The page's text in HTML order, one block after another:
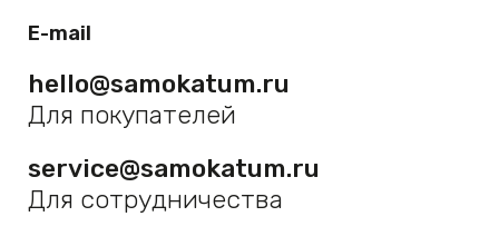
E-mail
hello@samokatum.ru
Для покупателей
service@samokatum.ru
Для сотрудничества